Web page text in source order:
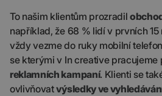
To našim klientům prozradil
například, že 68 % lidí v prvních
vždy vezme do ruky mobilní
se kterými v In creative pracujeme
reklamních kampaní. Klienti se
ovlivňovatvýsledky ve